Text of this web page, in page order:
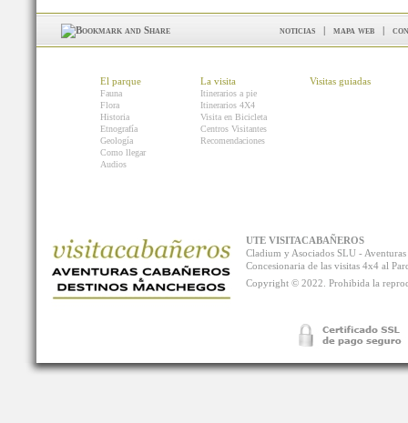
noticias | mapa web |
El parque
Fauna
Flora
Historia
Etnografía
Geología
Como llegar
Audios
La visita
Itinerarios a pie
Itinerarios 4X4
Visita en Bicicleta
Centros Visitantes
Recomendaciones
Visitas guiadas
UTE VISITACABAÑEROS
Cladium y Asociados SLU -
Concesionaria de las visitas 4x4 al
Copyright © 2022. Prohibida la